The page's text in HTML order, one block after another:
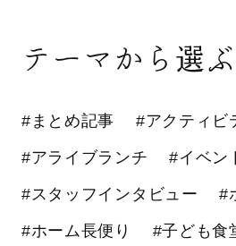
テーマから選ぶ
#まとめ記事 #アクティビ
#アライブランチ #イベン
#スタッフインタビュー #
#ホーム長便り #子ども食